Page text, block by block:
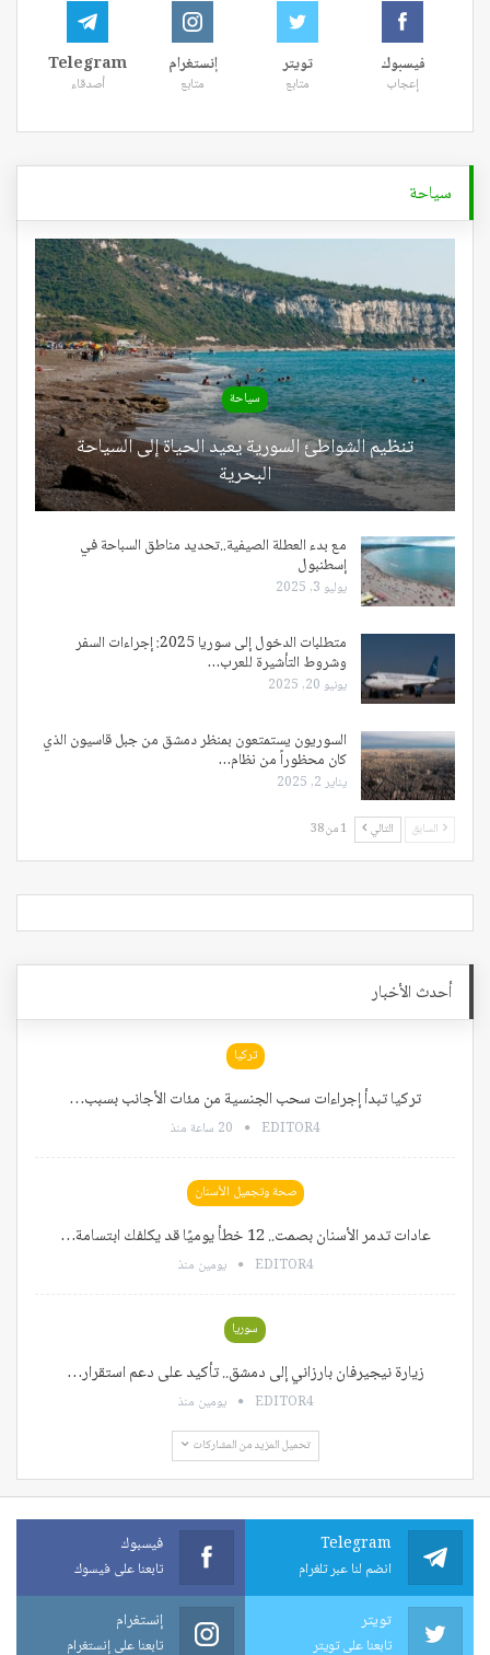
فيسبوك
إعجاب
تويتر
متابع
إنستغرام
متابع
Telegram
أصدقاء
سياحة
سياحة
تنظيم الشواطئ السورية يعيد الحياة إلى السياحة
البحرية
مع بدء العطلة الصيفية..تحديد مناطق السباحة في
إسطنبول
يوليو 3, 2025
متطلبات الدخول إلى سوريا 2025: إجراءات السفر
وشروط التأشيرة للعرب…
يونيو 20, 2025
السوريون يستمتعون بمنظر دمشق من جبل قاسيون الذي
كان محظوراً من نظام…
يناير 2, 2025
السابق التالي 1 من 38
أحدث الأخبار
تركيا
تركيا تبدأ إجراءات سحب الجنسية من مئات الأجانب بسبب…
EDITOR4 20 ساعة منذ
صحة وتجميل الأسنان
عادات تدمر الأسنان بصمت.. 12 خطأ يوميًا قد يكلفك ابتسامة…
EDITOR4 يومين منذ
سوريا
زيارة نيجيرفان بارزاني إلى دمشق.. تأكيد على دعم استقرار…
EDITOR4 يومين منذ
تحميل المزيد من المشاركات
Telegram
انضم لنا عبر تلغرام
فيسبوك
تابعنا على فيسوك
تويتر
تابعنا على تويتر
إنستغرام
تابعنا على إنستغرام